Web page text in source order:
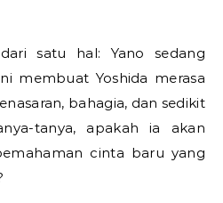
satu hal: Yano sedang
membuat Yoshida merasa
bahagia, dan sedikit
tanya, apakah ia akan
cinta baru yang